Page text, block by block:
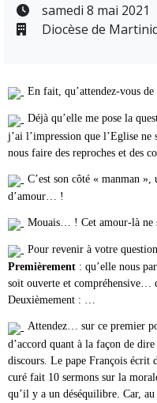
samedi 8 mai 2021
Diocèse de
En fait, qu’attendez-vous de
Déjà qu’elle me pose la
j’ai l’impression que l’Eglise ne
nous faire des reproches et des
C’est son côté « manman
d’amour… !
Mouais… ! Cet amour-là ne
Pour revenir à votre
Premièrement : qu’elle nous
soit ouverte et compréhensive…
Deuxièmement : …
Attendez… sur ce premier
d’accord quant à la façon de
discours. Le pape François écrit
curé fait 10 sermons sur la
qu’il y a un déséquilibre. Car,